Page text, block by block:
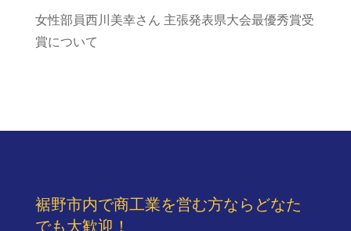
女性部員西川美幸さん 主張発表県大会最優秀賞受
賞について
裾野市内で商工業を営む方ならどなた
でも大歓迎！